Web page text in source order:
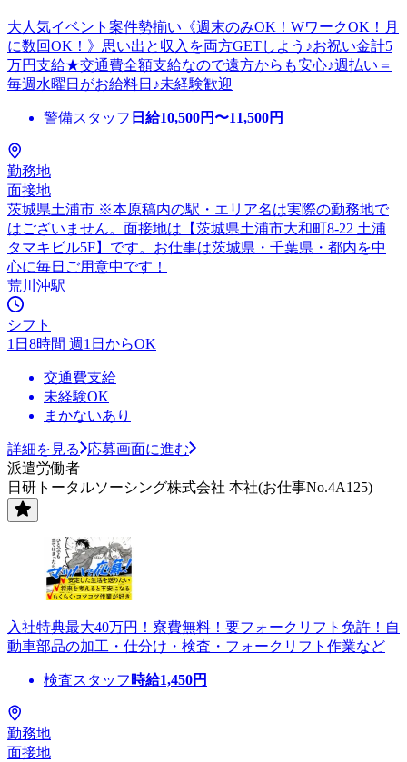
大人気イベント案件勢揃い《週末のみOK！WワークOK！月
に数回OK！》思い出と収入を両方GETしよう♪お祝い金計5
万円支給★交通費全額支給なので遠方からも安心♪週払い＝
毎週水曜日がお給料日♪未経験歓迎
警備スタッフ 日給10,500円〜11,500円
勤務地
面接地
茨城県土浦市 ※本原稿内の駅・エリア名は実際の勤務地で
はございません。面接地は【茨城県土浦市大和町8-22 土浦
タマキビル5F】です。お仕事は茨城県・千葉県・都内を中
心に毎日ご用意中です！
荒川沖駅
シフト
1日8時間 週1日からOK
交通費支給
未経験OK
まかないあり
詳細を見る
応募画面に進む
派遣労働者
日研トータルソーシング株式会社 本社(お仕事No.4A125)
入社特典最大40万円！寮費無料！要フォークリフト免許！自
動車部品の加工・仕分け・検査・フォークリフト作業など
検査スタッフ 時給1,450円
勤務地
面接地